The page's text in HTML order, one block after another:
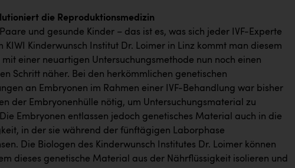
die Reproduktionsmedizin
und gesunde Kinder – das ist es, was sich jeder IVF-Experte
KIWI Kinderwunsch Institut Dr. Loimer in Linz kommt man diesem
mit einer neuartigen Untersuchungsmethode nun noch einen
Schritt näher. Bei den herkömmlichen genetischen
an Embryonen im Rahmen einer IVF-Behandlung war bisher
der Embryonenhülle nötig, um Untersuchungsmaterial zu
Embryonen entlassen jedoch genetisches Material auch in die
in der sie während der fünftägigen Laborphase
Die Biologen des Kinderwunsch Institutes Dr. Loimer können
dieses genetische Material aus der Nährflüssigkeit isolieren und